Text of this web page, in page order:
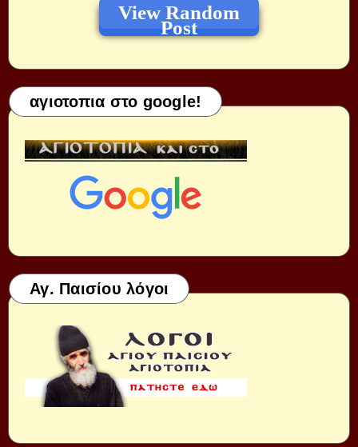
View Random
Post
αγιοτοπια στο google!
Αγ. Παισίου λόγοι